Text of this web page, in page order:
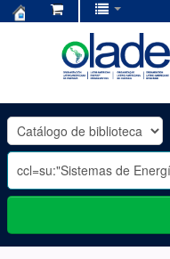
OLADE
-